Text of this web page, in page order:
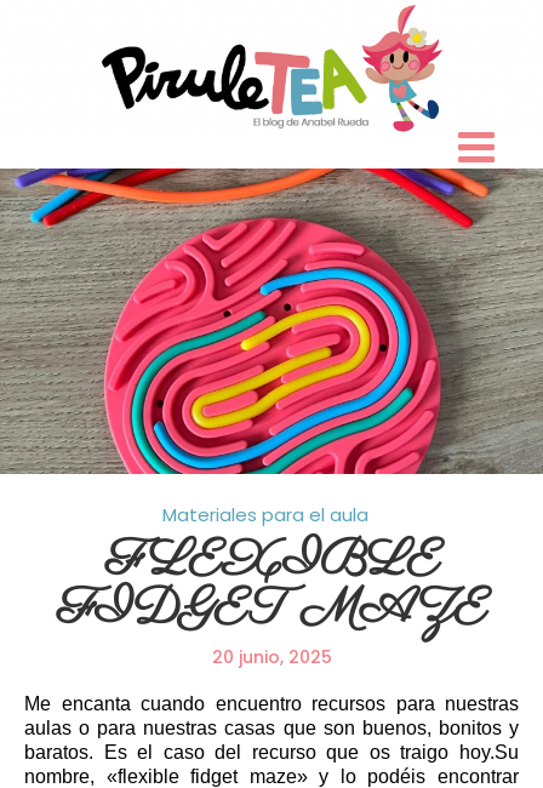
Materiales para el aula
FLEXIBLE
FIDGET MAZE
20 junio, 2025
Me encanta cuando encuentro recursos para nuestras
aulas o para nuestras casas que son buenos, bonitos y
baratos. Es el caso del recurso que os traigo hoy.Su
nombre, «flexible fidget maze» y lo podéis encontrar